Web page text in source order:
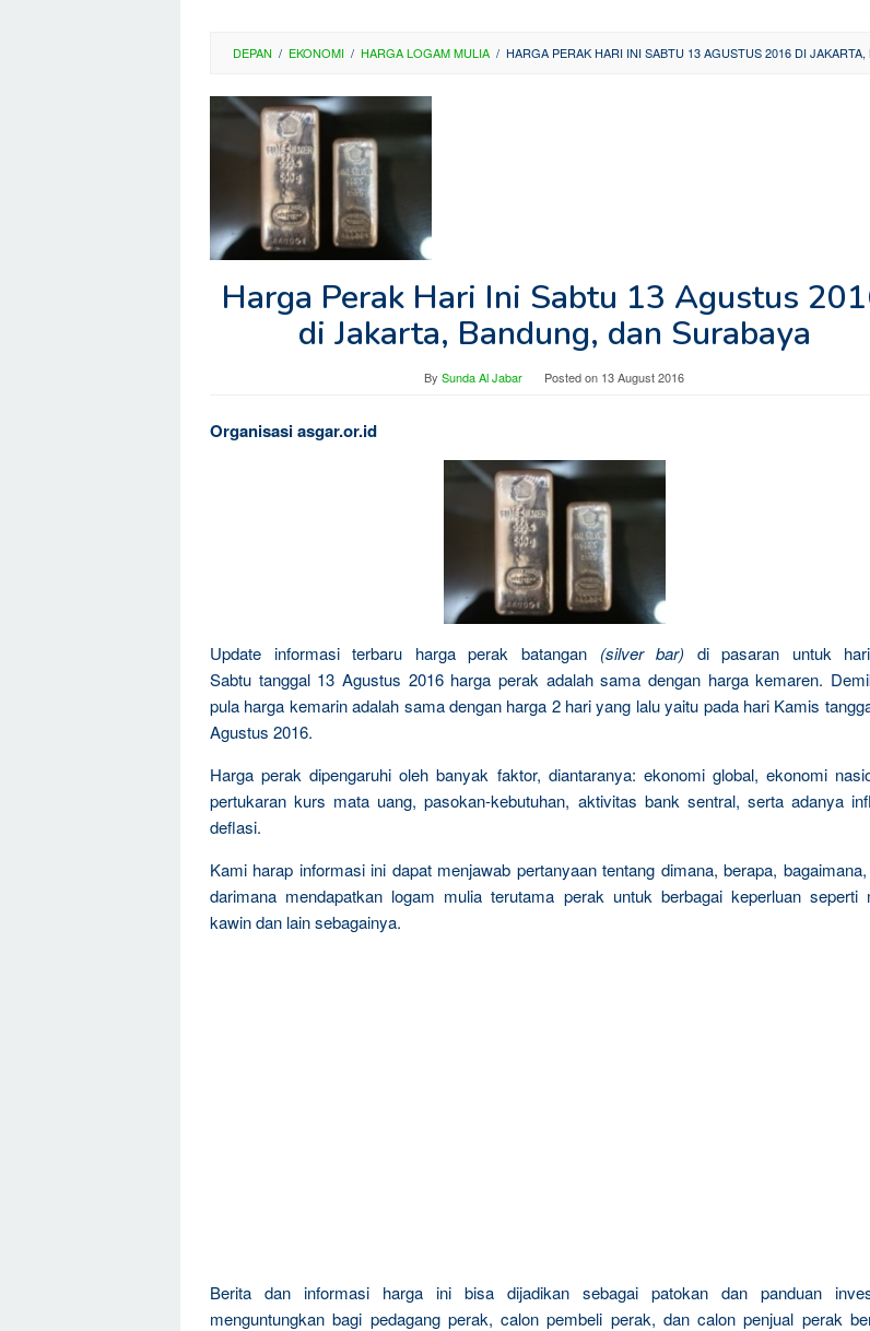
DEPAN / EKONOMI / HARGA LOGAM MULIA / HARGA PERAK HARI INI SABTU 13 AGUSTUS 2016 DI
Harga Perak Hari Ini Sabtu 13 Agustus
di Jakarta, Bandung, dan Surabaya
By Sunda Al Jabar Posted on 13 August 2016
Organisasi asgar.or.id
Update informasi terbaru harga perak batangan (silver bar) di pasaran untuk
Sabtu tanggal 13 Agustus 2016 harga perak adalah sama dengan harga kemaren.
pula harga kemarin adalah sama dengan harga 2 hari yang lalu yaitu pada hari Kamis
Agustus 2016.
Harga perak dipengaruhi oleh banyak faktor, diantaranya: ekonomi global, ekonomi
pertukaran kurs mata uang, pasokan-kebutuhan, aktivitas bank sentral, serta adanya
deflasi.
Kami harap informasi ini dapat menjawab pertanyaan tentang dimana, berapa,
darimana mendapatkan logam mulia terutama perak untuk berbagai keperluan seperti
kawin dan lain sebagainya.
Berita dan informasi harga ini bisa dijadikan sebagai patokan dan panduan
menguntungkan bagi pedagang perak, calon pembeli perak, dan calon penjual perak